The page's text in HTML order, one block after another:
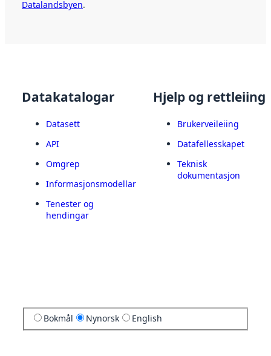
Datalandsbyen.
Datakatalogar
Datasett
API
Omgrep
Informasjonsmodellar
Tenester og
hendingar
Hjelp og rettleiing
Brukerveileiing
Datafellesskapet
Teknisk
dokumentasjon
Bokmål Nynorsk English